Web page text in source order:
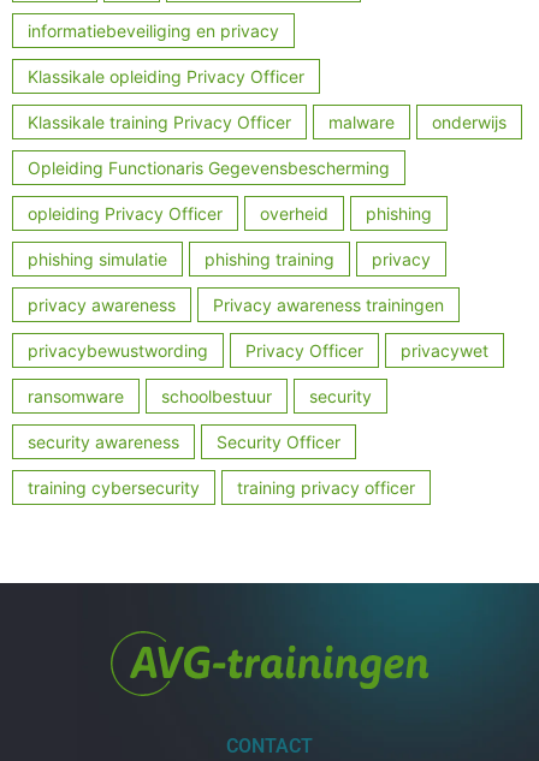
informatiebeveiliging en privacy
Klassikale opleiding Privacy Officer
Klassikale training Privacy Officer malware onderwijs
Opleiding Functionaris Gegevensbescherming
opleiding Privacy Officer overheid phishing
phishing simulatie phishing training privacy
privacy awareness Privacy awareness trainingen
privacybewustwording Privacy Officer privacywet
ransomware schoolbestuur security
security awareness Security Officer
training cybersecurity training privacy officer
CONTACT